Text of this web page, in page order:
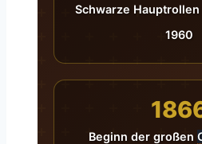
Schwarze Hauptrollen
1960
Beginn der großen